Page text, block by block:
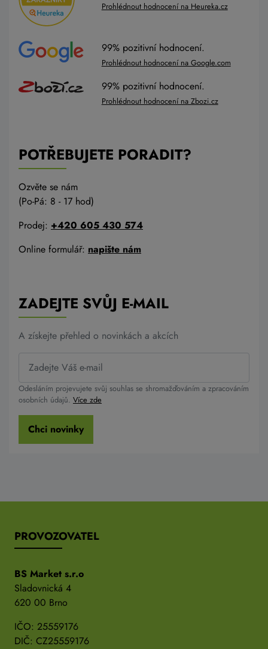
Prohlédnout hodnocení na Heureka.cz
99% pozitivní hodnocení.
Prohlédnout hodnocení na Google.com
99% pozitivní hodnocení.
Prohlédnout hodnocení na Zbozi.cz
POTŘEBUJETE PORADIT?
Ozvěte se nám
(Po-Pá: 8 - 17 hod)
Prodej: +420 605 430 574
Online formulář: napište nám
ZADEJTE SVŮJ E-MAIL
A získejte přehled o novinkách a akcích
Odesláním projevujete svůj souhlas se shromažďováním a zpracováním
osobních údajů. Více zde
Chci novinky
PROVOZOVATEL
BS Market s.r.o
Sladovnická 4
620 00 Brno
IČO: 25559176
DIČ: CZ25559176